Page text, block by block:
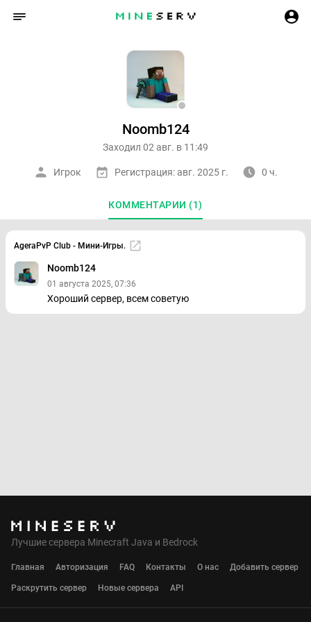
Noomb124
Заходил 02 авг. в 11:49
Игрок Регистрация: авг. 2025 г. 0 ч.
КОММЕНТАРИИ (1)
AgeraPvP Club - Мини-Игры.
Noomb124
01 августа 2025, 07:36
Хороший сервер, всем советую
Лучшие сервера Minecraft Java и Bedrock
Главная Авторизация FAQ Контакты О нас Добавить сервер
Раскрутить сервер Новые сервера API